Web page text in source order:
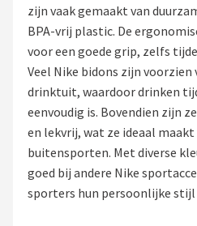
Elektrische fietsen
Mountainbikes
Shop
Basil
zijn vaak gemaakt van
BPA-vrij plastic. De
voor een goede grip, zelfs
Veel Nike bidons zijn voorzien
drinktuit, waardoor drinken
eenvoudig is. Bovendien zijn
en lekvrij, wat ze ideaal
buitensporten. Met diverse
goed bij andere Nike
sporters hun persoonlijke stijl